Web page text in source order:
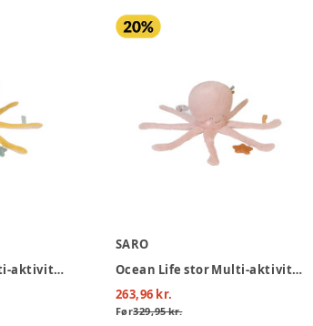
Ocean Life stor Multi-aktivitets plys - Mustard
SARO
Ocean Life stor Multi-aktivitets plys - Pink
263,96 kr.
Før329,95 kr.